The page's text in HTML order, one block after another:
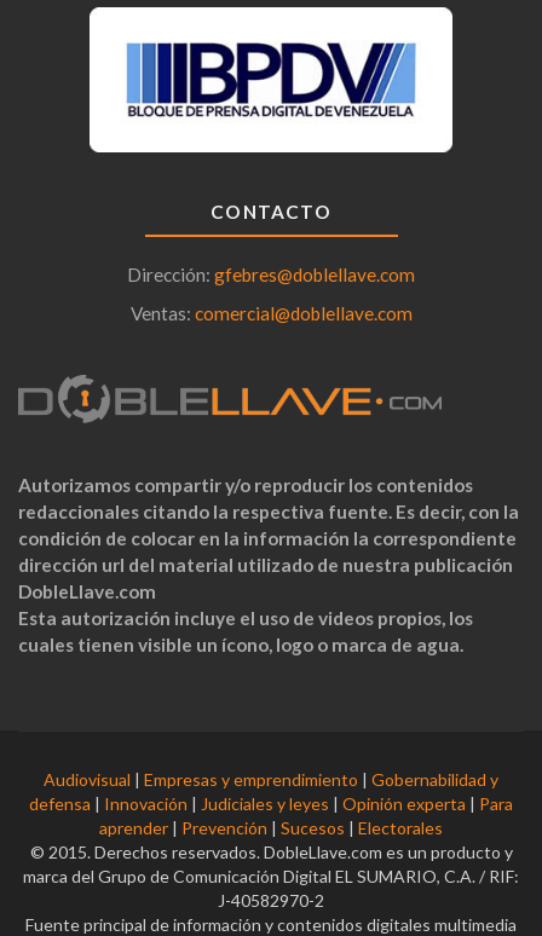
CONTACTO
Dirección: gfebres@doblellave.com
Ventas: comercial@doblellave.com
Autorizamos compartir y/o reproducir los contenidos
redaccionales citando la respectiva fuente. Es decir, con la
condición de colocar en la información la correspondiente
dirección url del material utilizado de nuestra publicación
DobleLlave.com
Esta autorización incluye el uso de videos propios, los
cuales tienen visible un ícono, logo o marca de agua.
Audiovisual Empresas y emprendimiento
Gobernabilidad y
defensa
Innovación Judiciales y leyes Opinión experta
Para
aprender
Prevención Sucesos
Electorales
© 2015. Derechos reservados. DobleLlave.com es un producto y
marca del Grupo de Comunicación Digital EL SUMARIO, C.A. / RIF:
J-40582970-2
Fuente principal de información y contenidos digitales multimedia